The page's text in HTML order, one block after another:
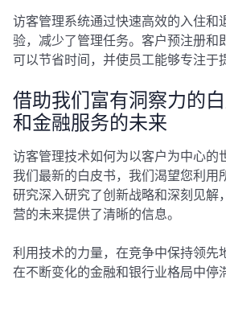
访客管理系统通过快速高效的入住和
验，减少了管理任务。客户预注册和
可以节省时间，并使员工能够专注于
借助我们富有洞察力的
和金融服务的未来
访客管理技术如何为以客户为中心的
我们最新的白皮书，我们渴望您利用
研究深入研究了创新战略和深刻见解
营的未来提供了清晰的信息。
利用技术的力量，在竞争中保持领先
在不断变化的金融和银行业格局中停